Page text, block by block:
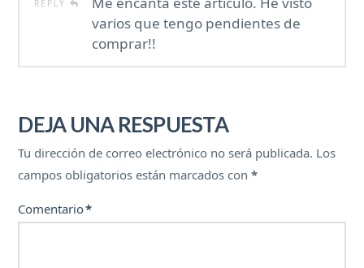
REPLY
varios que tengo pendientes de
comprar!!
DEJA UNA RESPUESTA
Tu dirección de correo electrónico no será publicada. Los
campos obligatorios están marcados con*
Comentario*